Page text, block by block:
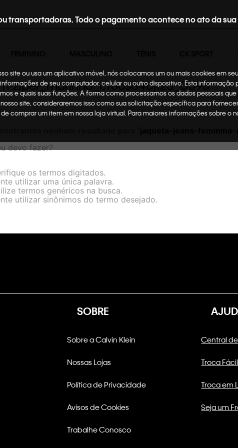
transportadoras. Todo o pagamento acontece no ato da
site ou usa um aplicativo móvel, nós colocamos um ou mais cookies em
de seu computador, celular ou outro dispositivo. Esta informação
e quais suas funções. A forma como processamos os dados pessoais
site, consideraremos isso como sua solicitação específica para
comprar um item em nossa loja virtual. Para maiores informações sobre o
ziper_marinho_cf6os64oj125_0598
devo fazer?
os termos digitados.
utilizar uma única palavra.
termos genéricos na busca.
utilizar sinônimos do termo desejado.
SOBRE
Sobre a Calvin Klein
Nossas Lojas
Política de Privacidade
Avisos de Cookies
Trabalhe Conosco
Central
Troca
Troca em
Seja um